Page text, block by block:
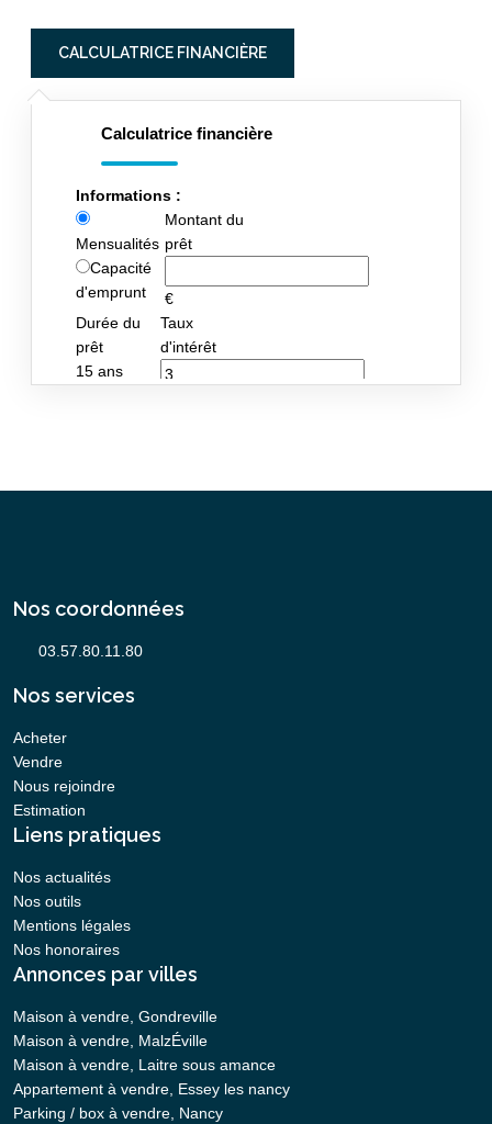
CALCULATRICE FINANCIÈRE
Nos coordonnées
Nos services
Acheter
Vendre
Nous rejoindre
Estimation
Liens pratiques
Nos actualités
Nos outils
Mentions légales
Nos honoraires
Annonces par villes
Maison à vendre, Gondreville
Maison à vendre, MalzÉville
Maison à vendre, Laitre sous amance
Appartement à vendre, Essey les nancy
Parking / box à vendre, Nancy